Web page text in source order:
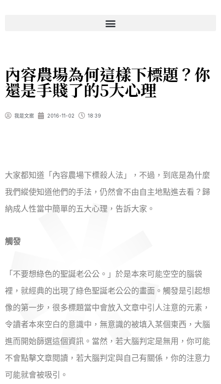
內容農場為何這樣下標題？你
還是手賤了的5大心理
我是文案 2016-11-02 18:39
大家都知道「內容農場下標殺人法」，不過，到底是為什麼
我們縱使知道他們的手法，仍然會不由自主地點進去看？歸
納成人性當中簡單的五大心理，告訴大家。
觸發
「不要想綠色的聖誕老公公。」於是本來可能空空的腦袋
裡，就經典的出現了綠色聖誕老公公的畫面。觸發是引起想
像的第一步，很多標題當中會放入文章中引人注意的元素，
令讀者本來空白的意識中，無意識的被填入某個東西，大腦
進而開始篩選這個資訊。當然，若大腦判定是無用，你可能
不會點擊文章閱讀，若大腦判定與自己有關係，你的注意力
可能就會被吸引。